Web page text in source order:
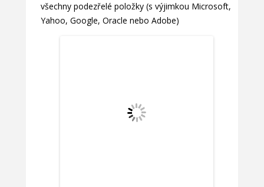
všechny podezřelé položky (s výjimkou Microsoft,
Yahoo, Google, Oracle nebo Adobe)